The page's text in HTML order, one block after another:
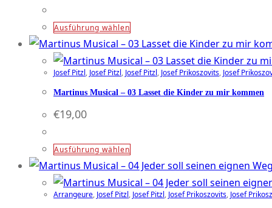
Optionen
können
auf
der
Produktseite
Ausführung wählenDieses
Produkt
weist
mehrere
Varianten
Optionen
können
auf
der
Josef Pitzl, Josef Pitzl, Josef Pitzl, Josef Prikoszovits, Josef
Martinus Musical – 03 Lasset die Kinder zu mir kommen
€19,00
Ausführung wählenDieses
Produkt
weist
mehrere
Arrangeure, Josef Pitzl, Josef Pitzl, Josef Prikoszovits, Josef